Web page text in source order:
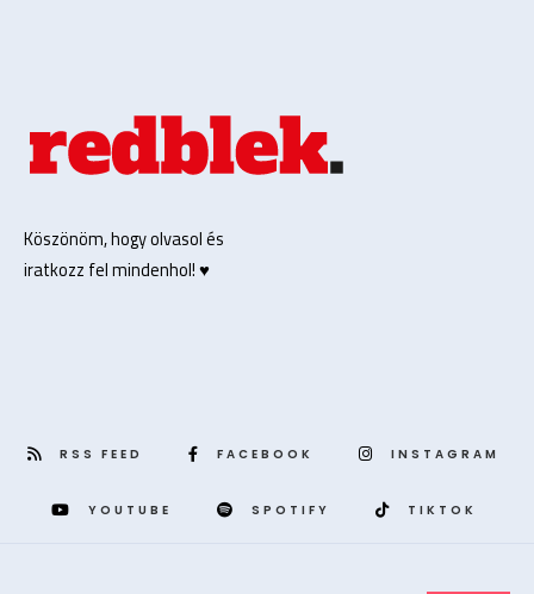
Köszönöm, hogy olvasol és
iratkozz fel mindenhol! ♥️
RSS FEED FACEBOOK INSTAGRAM
YOUTUBE SPOTIFY TIKTOK